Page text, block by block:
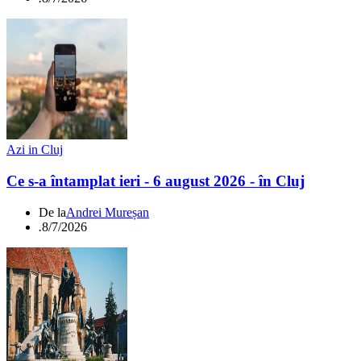
Azi in Cluj
Ce s-a întamplat ieri - 6 august 2026 - în Cluj
De laAndrei Mureșan
.8/7/2026